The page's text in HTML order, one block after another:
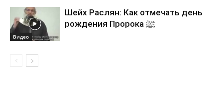
Видео
Шейх Раслян: Как отмечать день
рождения Пророка ﷺ